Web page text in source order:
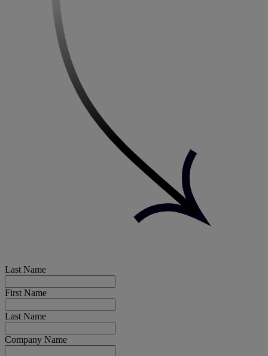
Last Name
First Name
Last Name
Company Name